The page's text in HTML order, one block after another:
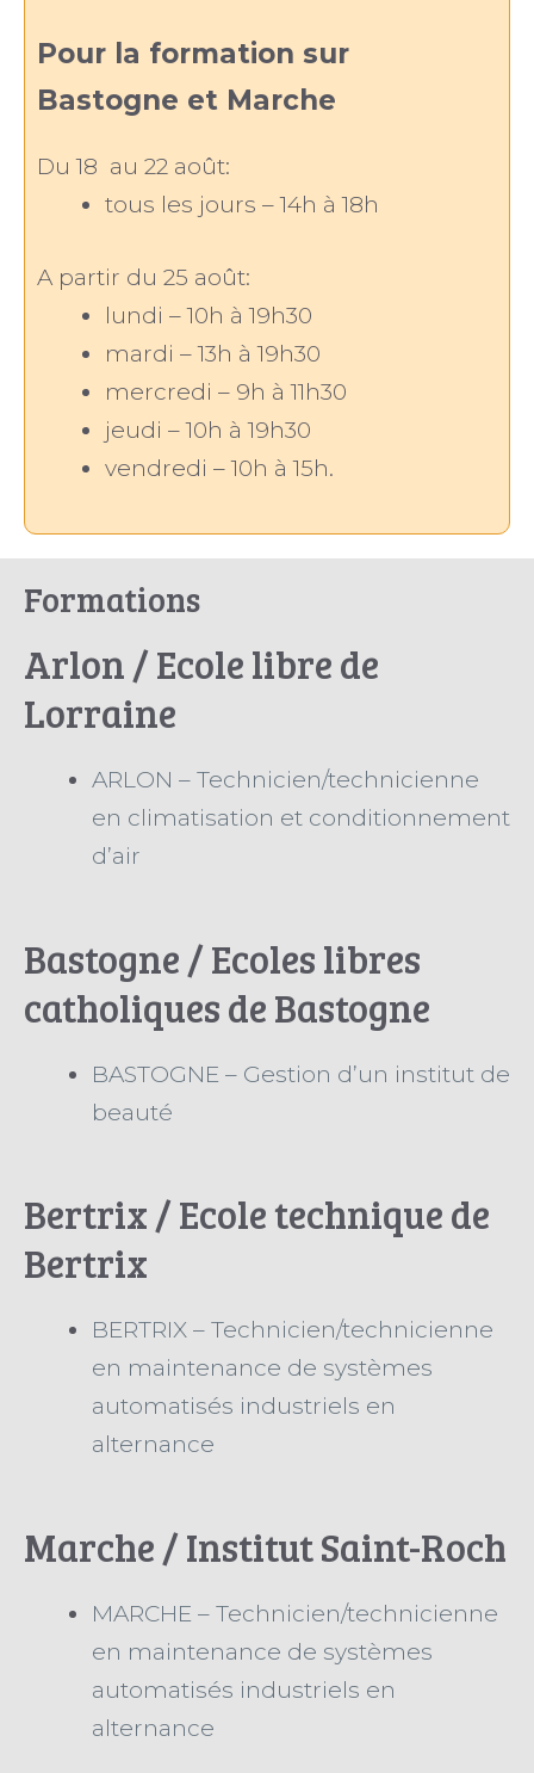
Pour la formation sur
Bastogne et Marche
Du 18 au 22 août:
tous les jours – 14h à 18h
A partir du 25 août:
lundi – 10h à 19h30
mardi – 13h à 19h30
mercredi – 9h à 11h30
jeudi – 10h à 19h30
vendredi – 10h à 15h.
Formations
Arlon / Ecole libre de
Lorraine
ARLON – Technicien/technicienne
en climatisation et conditionnement
d’air
Bastogne / Ecoles libres
catholiques de Bastogne
BASTOGNE – Gestion d’un institut de
beauté
Bertrix / Ecole technique de
Bertrix
BERTRIX – Technicien/technicienne
en maintenance de systèmes
automatisés industriels en
alternance
Marche / Institut Saint-Roch
MARCHE – Technicien/technicienne
en maintenance de systèmes
automatisés industriels en
alternance